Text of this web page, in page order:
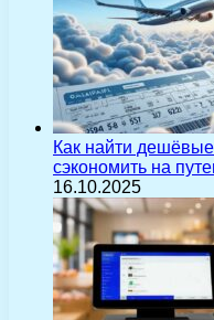
Как найти
сэкономить на
16.10.2025